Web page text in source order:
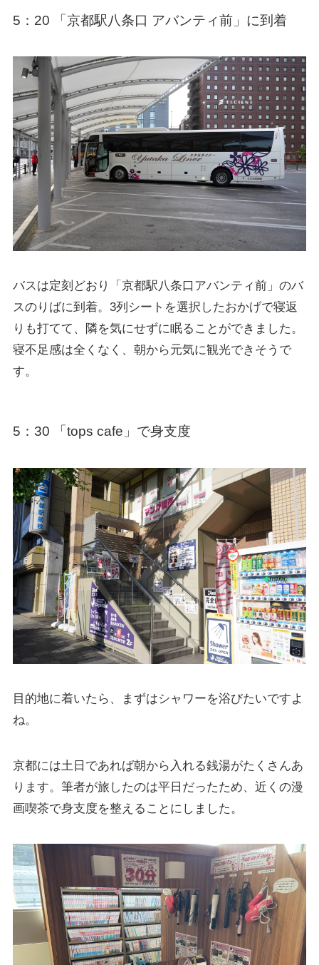
5：20 「京都駅八条口 アバンティ前」に到着
バスは定刻どおり「京都駅八条口アバンティ前」のバ
スのりばに到着。3列シートを選択したおかげで寝返
りも打てて、隣を気にせずに眠ることができました。
寝不足感は全くなく、朝から元気に観光できそうで
す。
5：30 「tops cafe」で身支度
目的地に着いたら、まずはシャワーを浴びたいですよ
ね。
京都には土日であれば朝から入れる銭湯がたくさんあ
ります。筆者が旅したのは平日だったため、近くの漫
画喫茶で身支度を整えることにしました。